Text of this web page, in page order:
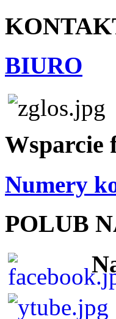
BIURO
Wsparcie
Numery
POLUB